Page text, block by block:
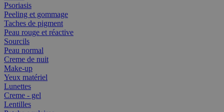
Psoriasis
Peeling et gommage
Taches de pigment
Peau rouge et réactive
Sourcils
Peau normal
Creme de nuit
Make-up
Yeux matériel
Lunettes
Creme - gel
Lentilles